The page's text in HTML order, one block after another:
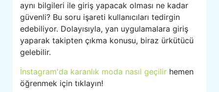
aynı bilgileri ile giriş yapacak olması ne kadar
güvenli? Bu soru işareti kullanıcıları tedirgin
edebiliyor. Dolayısıyla, yan uygulamalara giriş
yaparak takipten çıkma konusu, biraz ürkütücü
gelebilir.
İnstagram'da karanlık moda nasıl geçilir hemen
öğrenmek için tıklayın!